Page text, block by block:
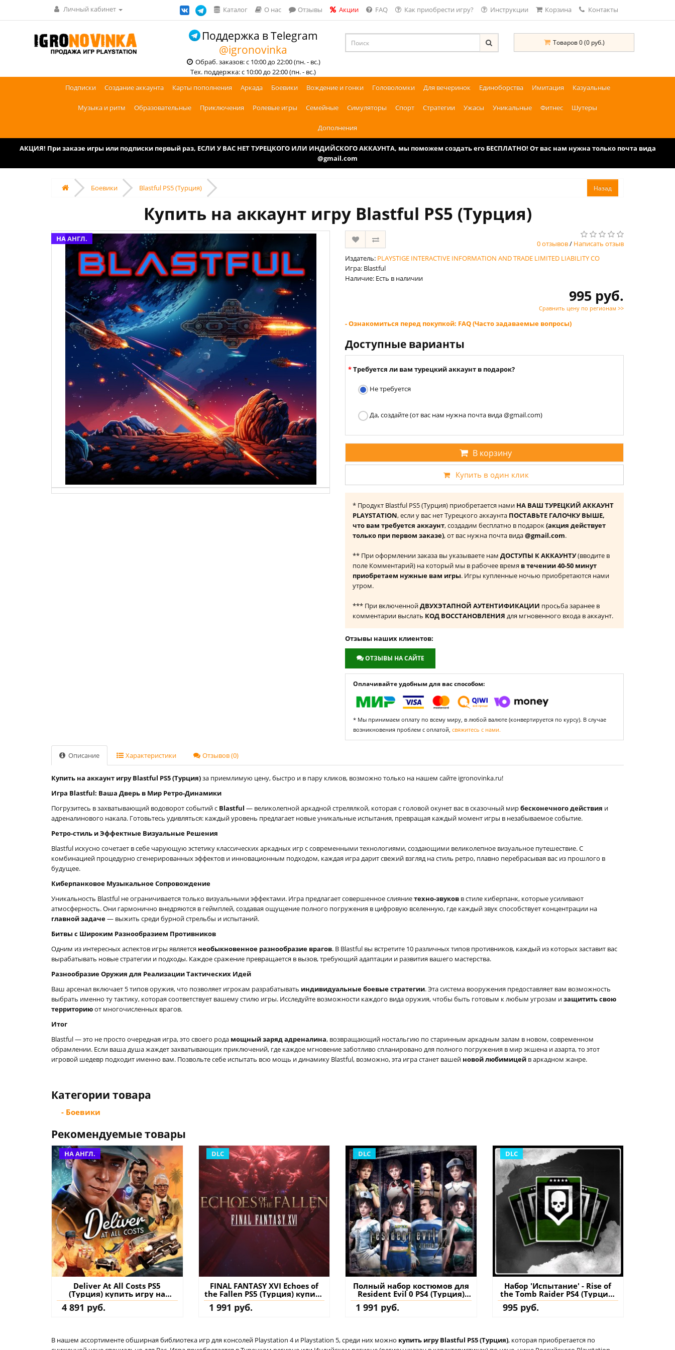
Личный кабинет Каталог О нас Отзывы Акции FAQ Как приобрести игру? Инструкции Корзина Контакты
Поддержка в Telegram
@igronovinka
Обраб. заказов: с 10:00 до 22:00 (пн. - вс.)
Тех. поддержка: с 10:00 до 22:00 (пн. - вс.)
Товаров 0 (0 руб.)
Подписки Создание аккаунта Карты пополнения Аркада Боевики Вождение и гонки Головоломки Для вечеринок Единоборства Имитация Казуальные
Музыка и ритм Образовательные Приключения Ролевые игры Семейные Симуляторы Спорт Стратегии Ужасы Уникальные Фитнес Шутеры
Дополнения
АКЦИЯ! При заказе игры или подписки первый раз, ЕСЛИ У ВАС НЕТ ТУРЕЦКОГО ИЛИ ИНДИЙСКОГО АККАУНТА, мы поможем создать его БЕСПЛАТНО! От вас нам нужна только почта вида
@gmail.com
Боевики Blastful PS5 (Турция)
Купить на аккаунт игру Blastful PS5 (Турция)
НА АНГЛ.
0 отзывов/ Написать отзыв
Издатель: PLAYSTIGE INTERACTIVE INFORMATION AND TRADE LIMITED LIABILITY CO
Игра: Blastful
Наличие: Есть в наличии
995 руб.
Сравнить цену по регионам >>
- Ознакомиться перед покупкой: FAQ (Часто задаваемые вопросы)
Доступные варианты
Требуется ли вам турецкий аккаунт в подарок?
Не требуется
Да, создайте (от вас нам нужна почта вида @gmail.com)
В корзину
Купить в один клик
* Продукт Blastful PS5 (Турция) приобретается нами НА ВАШ ТУРЕЦКИЙ АККАУНТ
PLAYSTATION, если у вас нет Турецкого аккаунта ПОСТАВЬТЕ ГАЛОЧКУ ВЫШЕ,
что вам требуется аккаунт, создадим бесплатно в подарок(акция действует
только при первом заказе), от вас нужна почта вида@gmail.com.
** При оформлении заказа вы указываете нам ДОСТУПЫ К АККАУНТУ(вводите в
поле Комментарий) на который мы в рабочее время в течении 40-50 минут
приобретаем нужные вам игры. Игры купленные ночью приобретаются нами
утром.
*** При включеннойДВУХЭТАПНОЙ АУТЕНТИФИКАЦИИ просьба заранее в
комментарии выслать КОД ВОССТАНОВЛЕНИЯ для мгновенного входа в аккаунт.
Отзывы наших клиентов:
ОТЗЫВЫ НА САЙТЕ
Оплачивайте удобным для вас способом:
* Мы принимаем оплату по всему миру, в любой валюте (конвертируется по курсу). В случае
возникновения проблем с оплатой, свяжитесь с нами.
Описание Характеристики Отзывов (0)
Купить на аккаунт игру Blastful PS5 (Турция)за приемлимую цену, быстро и в пару кликов, возможно только на нашем сайте igronovinka.ru!
Игра Blastful: Ваша Дверь в Мир Ретро-Динамики
Погрузитесь в захватывающий водоворот событий с Blastful — великолепной аркадной стрелялкой, которая с головой окунет вас в сказочный мирбесконечного действия и
адреналинового накала. Готовьтесь удивляться: каждый уровень предлагает новые уникальные испытания, превращая каждый момент игры в незабываемое событие.
Ретро-стиль и Эффектные Визуальные Решения
Blastful искусно сочетает в себе чарующую эстетику классических аркадных игр с современными технологиями, создающими великолепное визуальное путешествие. С
комбинацией процедурно сгенерированных эффектов и инновационным подходом, каждая игра дарит свежий взгляд на стиль ретро, плавно перебрасывая вас из прошлого в
будущее.
Киберпанковое Музыкальное Сопровождение
Уникальность Blastful не ограничивается только визуальными эффектами. Игра предлагает совершенное слияниетехно-звуков в стиле киберпанк, которые усиливают
атмосферность. Они гармонично внедряются в геймплей, создавая ощущение полного погружения в цифровую вселенную, где каждый звук способствует концентрации на
главной задаче— выжить среди бурной стрельбы и испытаний.
Битвы с Широким Разнообразием Противников
Одним из интересных аспектов игры является необыкновенное разнообразие врагов. В Blastful вы встретите 10 различных типов противников, каждый из которых заставит вас
вырабатывать новые стратегии и подходы. Каждое сражение превращается в вызов, требующий адаптации и развития вашего мастерства.
Разнообразие Оружия для Реализации Тактических Идей
Ваш арсенал включает 5 типов оружия, что позволяет игрокам разрабатывать индивидуальные боевые стратегии. Эта система вооружения предоставляет вам возможность
выбрать именно ту тактику, которая соответствует вашему стилю игры. Исследуйте возможности каждого вида оружия, чтобы быть готовым к любым угрозам изащитить свою
территориюот многочисленных врагов.
Итог
Blastful — это не просто очередная игра, это своего рода мощный заряд адреналина, возвращающий ностальгию по старинным аркадным залам в новом, современном
обрамлении. Если ваша душа жаждет захватывающих приключений, где каждое мгновение заботливо спланировано для полного погружения в мир экшена и азарта, то этот
игровой шедевр подходит именно вам. Позвольте себе испытать всю мощь и динамику Blastful, возможно, эта игра станет вашей новой любимицей в аркадном жанре.
Категории товара
- Боевики
Рекомендуемые товары
НА АНГЛ.
Deliver At All Costs PS5
(Турция) купить игру на
аккаунт
4 891 руб.
DLC
FINAL FANTASY XVI Echoes of
the Fallen PS5 (Турция) купить
дополнение на аккаунт
1 991 руб.
DLC
Полный набор костюмов для
Resident Evil 0 PS4 (Турция)
купить дополнение на
аккаунт
1 991 руб.
DLC
Набор 'Испытание' - Rise of
the Tomb Raider PS4 (Турция)
купить дополнение на
995 руб.
В нашем ассортименте обширная библиотека игр для консолей Playstation 4 и Playstation 5, среди них можно купить игру Blastful PS5 (Турция), которая приобретается по